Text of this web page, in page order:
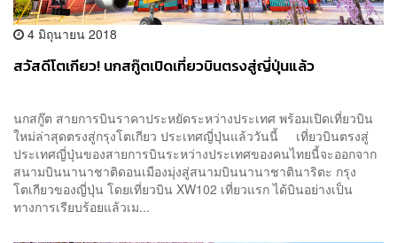
4 มิถุนายน 2018
สวัสดีโตเกียว! นกสกู๊ตเปิดเที่ยวบินตรงสู่ญี่ปุ่นแล้ว
นกสกู๊ต สายการบินราคาประหยัดระหว่างประเทศ พร้อมเปิดเที่ยวบิน
ใหม่ล่าสุดตรงสู่กรุงโตเกียว ประเทศญี่ปุ่นแล้ววันนี้ เที่ยวบินตรงสู่
ประเทศญี่ปุ่นของสายการบินระหว่างประเทศของคนไทยนี้จะออกจาก
สนามบินนานาชาติดอนเมืองมุ่งสู่สนามบินนานาชาตินาริตะ กรุง
โตเกียวของญี่ปุ่น โดยเที่ยวบิน XW102 เที่ยวแรก ได้บินอย่างเป็น
ทางการเรียบร้อยแล้วเม...